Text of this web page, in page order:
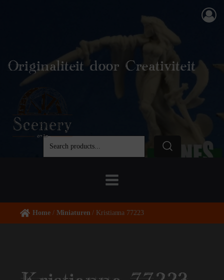
Originaliteit door Creativiteit
Home/ Miniaturen / Kristianna 77223